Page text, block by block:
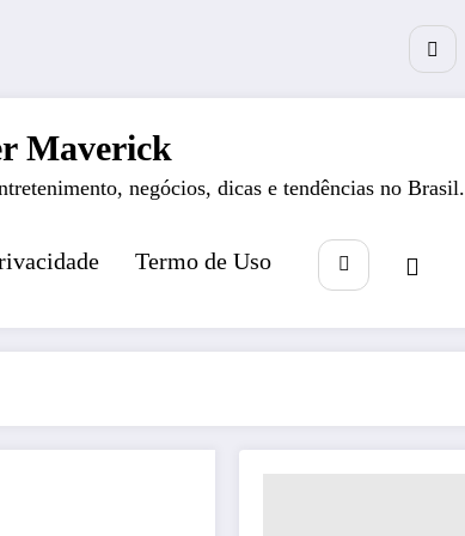
Maverick
negócios, dicas e tendências no Brasil.
Termo de Uso